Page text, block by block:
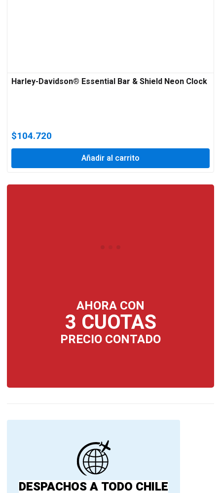
AHORA CON
3 CUOTAS
PRECIO CONTADO
DESPACHOS A TODO CHILE
Harley-Davidson® Essential Bar & Shield Neon Clock
$104.720
Añadir al carrito